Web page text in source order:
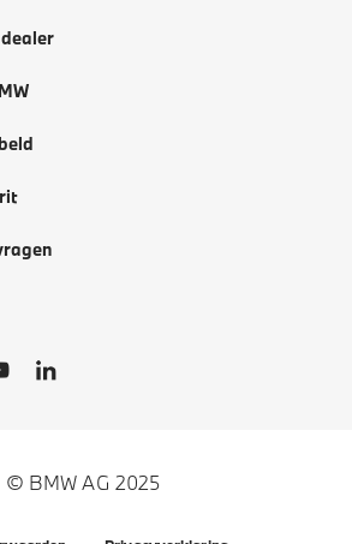
© BMW AG 2025